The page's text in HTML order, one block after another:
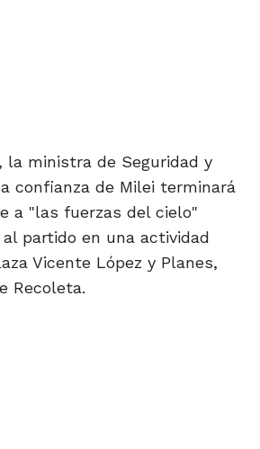
la ministra de Seguridad y
confianza de Milei terminará
a "las fuerzas del cielo"
partido en una actividad
Vicente López y Planes,
Recoleta.